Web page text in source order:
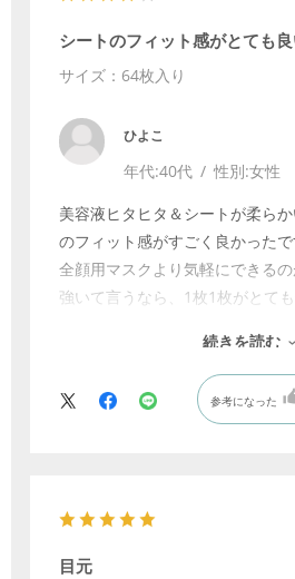
シートのフィット感がとても良
サイズ：64枚入り
ひよこ
年代:40代 性別:女性
美容液ヒタヒタ＆シートが柔ら
のフィット感がすごく良かったで
全顔用マスクより気軽にできるの
強いて言うなら、1枚1枚がとて
続きを読む
参考になった
目元